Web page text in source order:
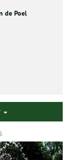
de Poel